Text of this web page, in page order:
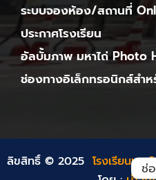
ระบบจองห้อง/สถานที่
ประกาศโรงเรียน
อัลบั้มภาพ มหาไถ่ Photo
ช่องทางอิเล็กทรอนิกส์สำห
ลิขสิทธิ์ © 2025 โรงเรียนมห
ช่